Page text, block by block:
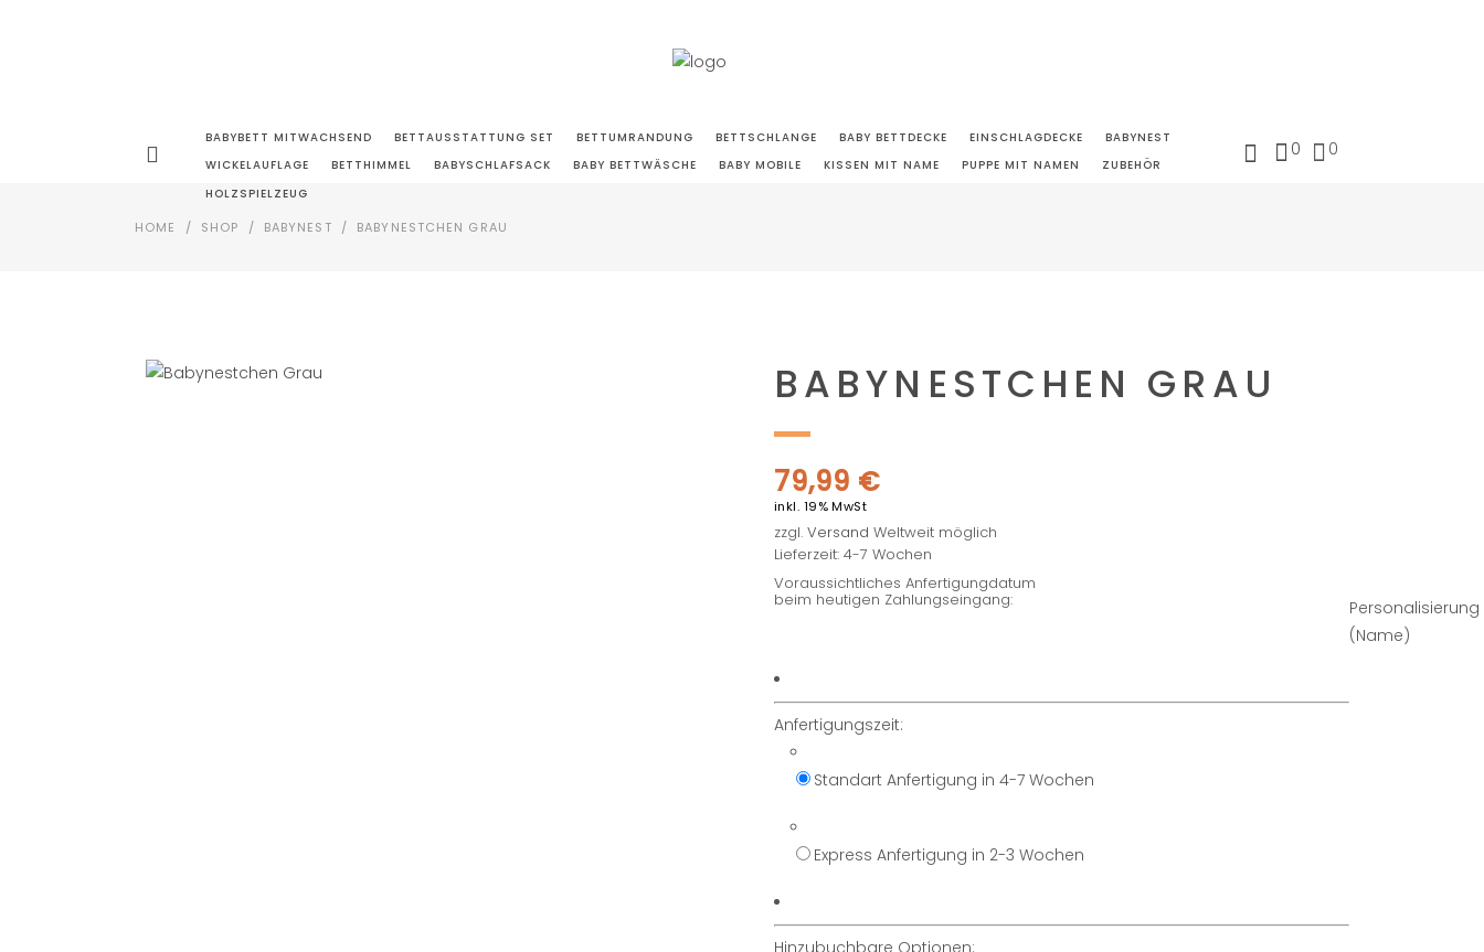
BABYBETT MITWACHSEND BETTAUSSTATTUNG SET BETTUMRANDUNG BETTSCHLANGE BABY BETTDECKE EINSCHLAGDECKE
BABYNEST
WICKELAUFLAGE
BETTHIMMEL BABYSCHLAFSACK BABY BETTWÄSCHE BABY MOBILE KISSEN MIT NAME PUPPE MIT NAMEN
ZUBEHÖR
HOLZSPIELZEUG
0 0
HOME / SHOP / BABYNEST / BABYNESTCHEN GRAU
BABYNESTCHEN GRAU
79,99 €
inkl. 19% MwSt
zzgl. Versand Weltweit möglich
Lieferzeit: 4-7 Wochen
Voraussichtliches Anfertigungdatum
beim heutigen Zahlungseingang:
Anfertigungszeit:
Standart Anfertigung in 4-7 Wochen
Express Anfertigung in 2-3 Wochen
Hinzubuchbare Optionen:
Personalisierung
(Name)